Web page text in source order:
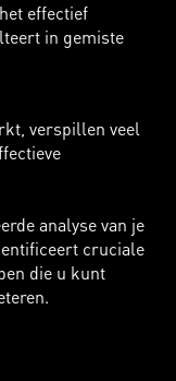
effectief
in gemiste
verspillen veel
analyse van je
cruciale
die u kunt